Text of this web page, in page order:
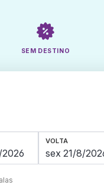
SEM DESTINO
VOLTA